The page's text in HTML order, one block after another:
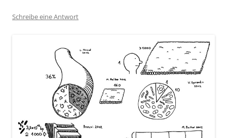
Schreibe eine Antwort